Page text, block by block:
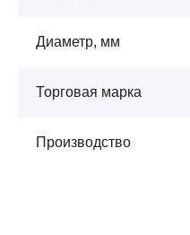
Диаметр, мм
Торговая марка
Производство